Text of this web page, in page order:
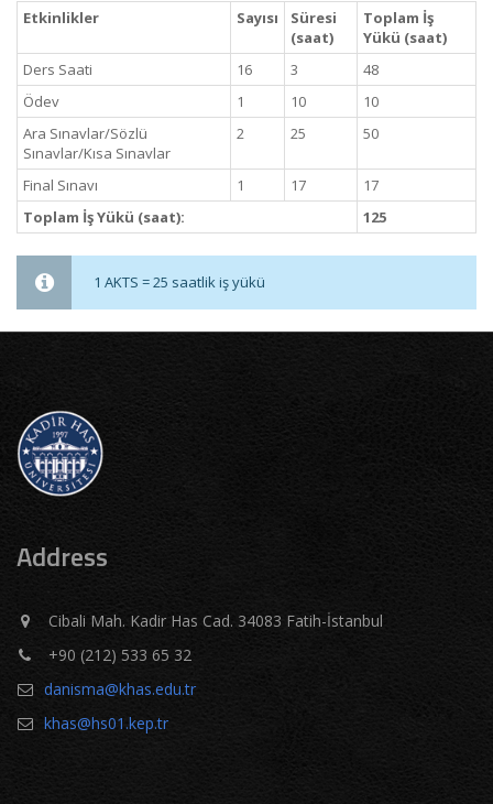
Etkinlikler Sayısı
Süresi
(saat)
Toplam İş
Yükü (saat)
Ders Saati
16 3
48
Ödev
1 10
10
Ara Sınavlar/Sözlü
Sınavlar/Kısa Sınavlar
2 25 50
Final Sınavı 1 17
17
Toplam İş Yükü (saat):
125
1 AKTS = 25 saatlik iş yükü
Address
Cibali Mah. Kadir Has Cad. 34083 Fatih-İstanbul
+90 (212) 533 65 32
danisma@khas.edu.tr
khas@hs01.kep.tr